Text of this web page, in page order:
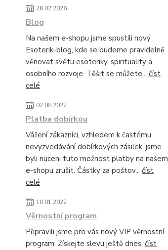
26.02.2026
Blog
Na našem e-shopu jsme spustili nový
Esoterik-blog, kde se budeme pravidelně
věnovat světu esoteriky, spirituality a
osobního rozvoje. Těšit se můžete... číst
celé
02.08.2022
Platba dobírkou
Vážení zákazníci, vzhledem k častému
nevyzvedávání dobírkových zásilek, jsme
byli nuceni tuto možnost platby na našem
e-shopu zrušit. Částky za poštov... číst
celé
10.01.2022
Věrnostní program
Připravili jsme pro vás nový VIP věrnostní
program. Získejte slevu ještě dnes. číst